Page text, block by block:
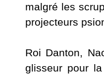
malgré les
projecteurs
Roi Danton,
glisseur pour